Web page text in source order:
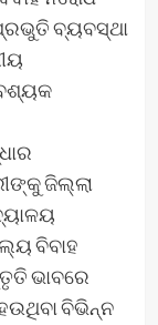
ବ୍ୟବସ୍ଥା
ଜିଲ୍ଲା
ବିବାହ
ଭାବରେ
ବିଭିନ୍ନ